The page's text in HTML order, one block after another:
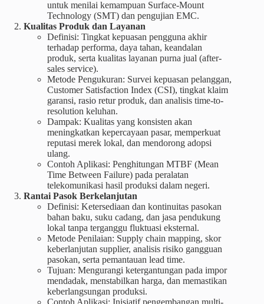
untuk menilai kemampuan Surface-Mount
Technology (SMT) dan pengujian EMC.
Kualitas Produk dan Layanan
Definisi: Tingkat kepuasan pengguna akhir
terhadap performa, daya tahan, keandalan
produk, serta kualitas layanan purna jual (after-
sales service).
Metode Pengukuran: Survei kepuasan pelanggan,
Customer Satisfaction Index (CSI), tingkat klaim
garansi, rasio retur produk, dan analisis time-to-
resolution keluhan.
Dampak: Kualitas yang konsisten akan
meningkatkan kepercayaan pasar, memperkuat
reputasi merek lokal, dan mendorong adopsi
ulang.
Contoh Aplikasi: Penghitungan MTBF (Mean
Time Between Failure) pada peralatan
telekomunikasi hasil produksi dalam negeri.
Rantai Pasok Berkelanjutan
Definisi: Ketersediaan dan kontinuitas pasokan
bahan baku, suku cadang, dan jasa pendukung
lokal tanpa terganggu fluktuasi eksternal.
Metode Penilaian: Supply chain mapping, skor
keberlanjutan supplier, analisis risiko gangguan
pasokan, serta pemantauan lead time.
Tujuan: Mengurangi ketergantungan pada impor
mendadak, menstabilkan harga, dan memastikan
keberlangsungan produksi.